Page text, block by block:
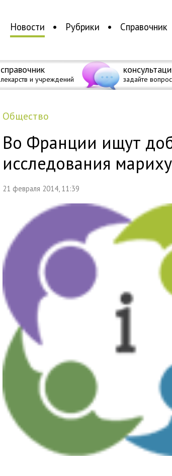
Новости Рубрики Справочник
справочник
лекарств и учреждений задайте
общество
Во Франции ищут
исследования
21 февраля 2014, 11:39